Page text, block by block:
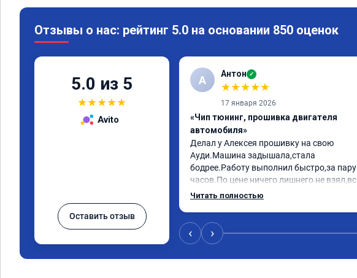
Отзывы о нас: рейтинг 5.0 на основании 850 оценок
5.0 из 5
★★★★★
Avito
Оставить отзыв
А Антон ✓
★★★★★
17 января 2026
«Чип тюнинг, прошивка двигателя
автомобиля»
Делал у Алексея прошивку на свою
Ауди.Машина задышала,стала
бодрее.Работу выполнил быстро,за пару
часов.По цене ничего лишнего не взял,всё
как договаривались заранее.После
знаю,куда ехать в случае поломки
авто.Однозначно рекомендую Алексея
Читать полностью
‹ ›